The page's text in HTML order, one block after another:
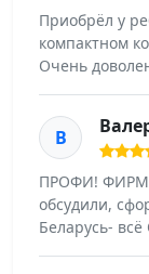
Приобрëл у
компактном
Очень
В
ПРОФИ!
обсудили,
Беларусь-